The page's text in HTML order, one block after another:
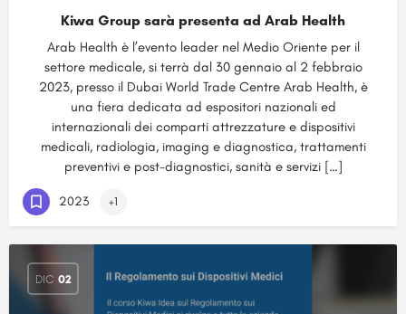
Kiwa Group sarà presenta ad Arab Health
Arab Health è l’evento leader nel Medio Oriente per il
settore medicale, si terrà dal 30 gennaio al 2 febbraio
2023, presso il Dubai World Trade Centre Arab Health, è
una fiera dedicata ad espositori nazionali ed
internazionali dei comparti attrezzature e dispositivi
medicali, radiologia, imaging e diagnostica, trattamenti
preventivi e post-diagnostici, sanità e servizi […]
2023 +1
DIC 02